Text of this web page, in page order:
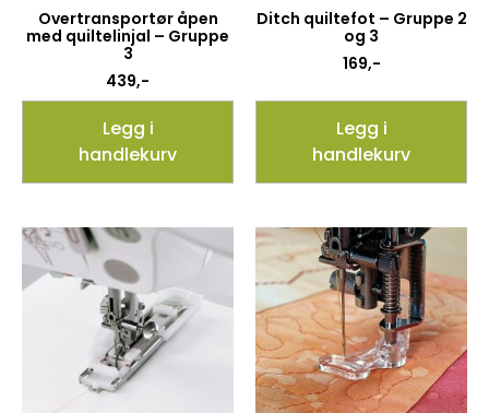
Overtransportør åpen
med quiltelinjal – Gruppe
3
439,-
Legg i
handlekurv
Ditch quiltefot – Gruppe 2
og 3
169,-
Legg i
handlekurv